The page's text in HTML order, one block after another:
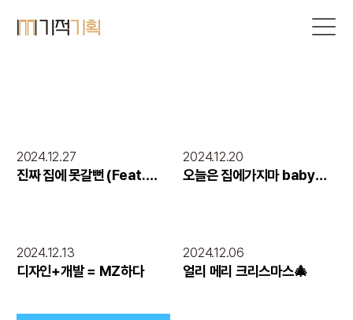
2024.12.27
진짜 집에 못갈뻔 (Feat.
2024.12.20
오늘은 집에가지마 baby
2024.12.13
디자인+개발 = MZ하다
2024.12.06
얼리 메리 크리스마스🎄